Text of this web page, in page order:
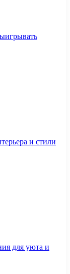
и стили
для уюта и